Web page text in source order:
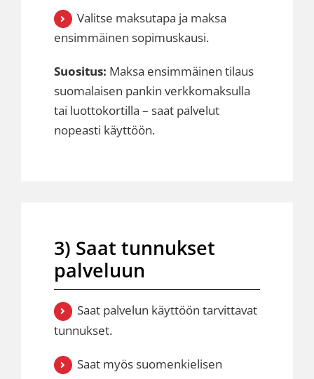
Valitse maksutapa ja maksa
ensimmäinen sopimuskausi.
Suositus: Maksa ensimmäinen tilaus
suomalaisen pankin verkkomaksulla
tai luottokortilla – saat palvelut
nopeasti käyttöön.
3) Saat tunnukset
palveluun
Saat palvelun käyttöön tarvittavat
tunnukset.
Saat myös suomenkielisen